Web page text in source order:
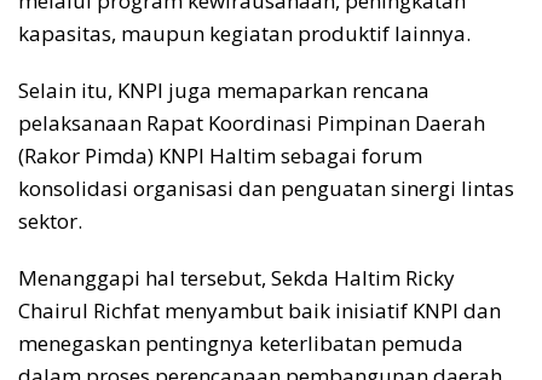
kapasitas, maupun kegiatan produktif lainnya.
Selain itu, KNPI juga memaparkan rencana
pelaksanaan Rapat Koordinasi Pimpinan Daerah
(Rakor Pimda) KNPI Haltim sebagai forum
konsolidasi organisasi dan penguatan sinergi lintas
sektor.
Menanggapi hal tersebut, Sekda Haltim Ricky
Chairul Richfat menyambut baik inisiatif KNPI dan
menegaskan pentingnya keterlibatan pemuda